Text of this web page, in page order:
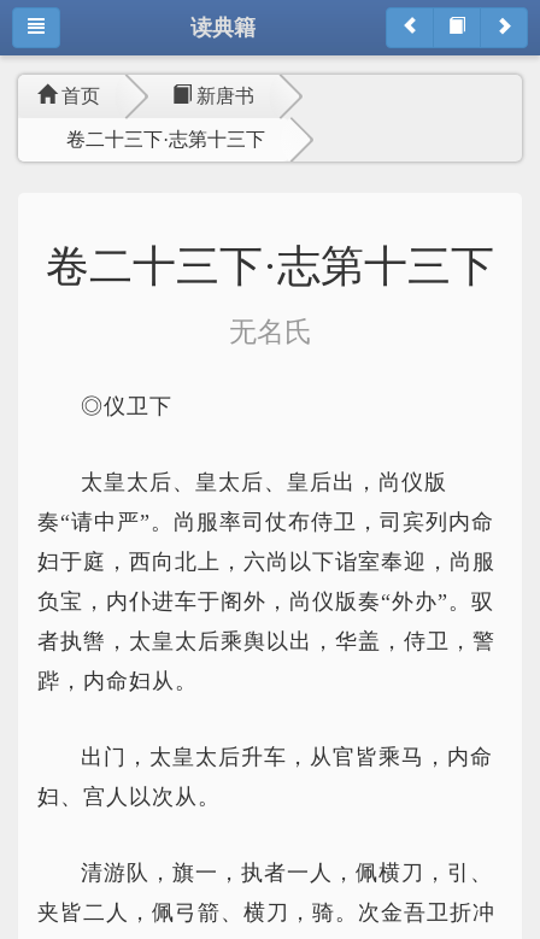
读典籍
首页 新唐书
卷二十三下·志第十三下
卷二十三下·志第十三下
无名氏
◎仪卫下
太皇太后、皇太后、皇后出，尚仪版
奏“请中严”。尚服率司仗布侍卫，司宾列内命
妇于庭，西向北上，六尚以下诣室奉迎，尚服
负宝，内仆进车于阁外，尚仪版奏“外办”。驭
者执辔，太皇太后乘舆以出，华盖，侍卫，警
跸，内命妇从。
出门，太皇太后升车，从官皆乘马，内命
妇、宫人以次从。
清游队，旗一，执者一人，佩横刀，引、
夹皆二人，佩弓箭、横刀，骑。次金吾卫折冲